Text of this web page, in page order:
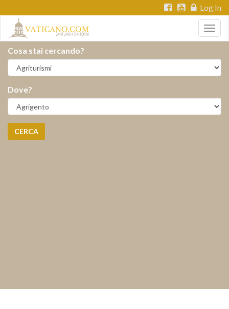
Log In
Cosa stai cercando?
Dove?
CERCA